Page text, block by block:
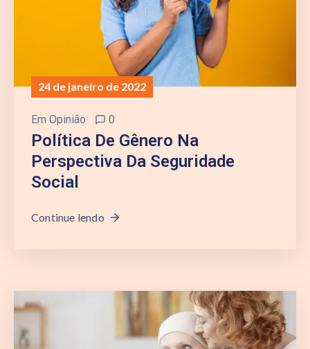
24 de janeiro de 2022
Em Opinião 0
Política De Gênero Na
Perspectiva Da Seguridade
Social
Continue lendo